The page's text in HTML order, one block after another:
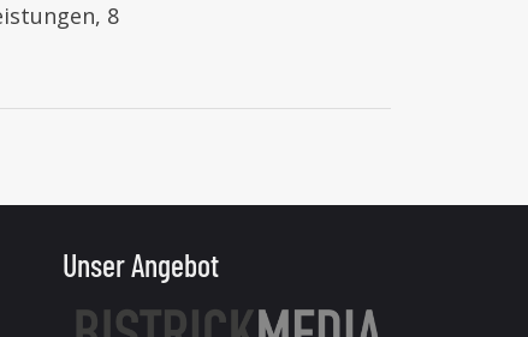
8
Unser Angebot